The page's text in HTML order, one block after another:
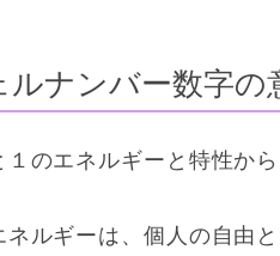
ルナンバー数字の
のエネルギーと特性から
ルギーは、個人の自由